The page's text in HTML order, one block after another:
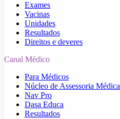
Exames
Vacinas
Unidades
Resultados
Direitos e deveres
Canal Médico
Para Médicos
Núcleo de Assessoria Médica
Nav Pro
Dasa Educa
Resultados